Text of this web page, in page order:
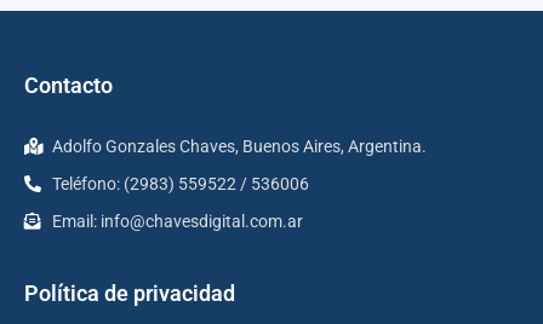
Contacto
Adolfo Gonzales Chaves, Buenos Aires, Argentina.
Teléfono: (2983) 559522 / 536006
Email: info@chavesdigital.com.ar
Política de privacidad